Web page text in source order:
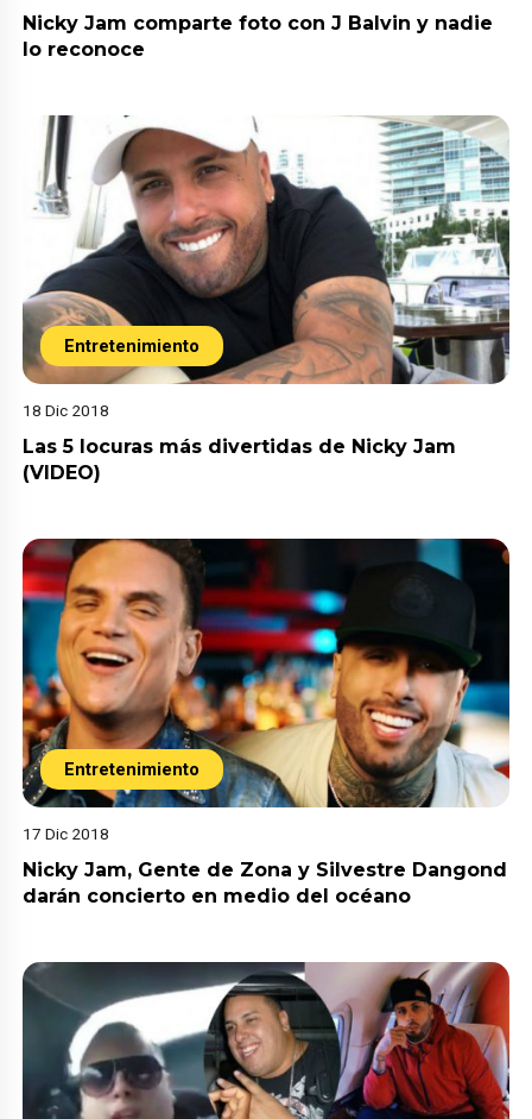
Nicky Jam comparte foto con J Balvin y nadie
lo reconoce
Entretenimiento
18 Dic 2018
Las 5 locuras más divertidas de Nicky Jam
(VIDEO)
Entretenimiento
17 Dic 2018
Nicky Jam, Gente de Zona y Silvestre Dangond
darán concierto en medio del océano